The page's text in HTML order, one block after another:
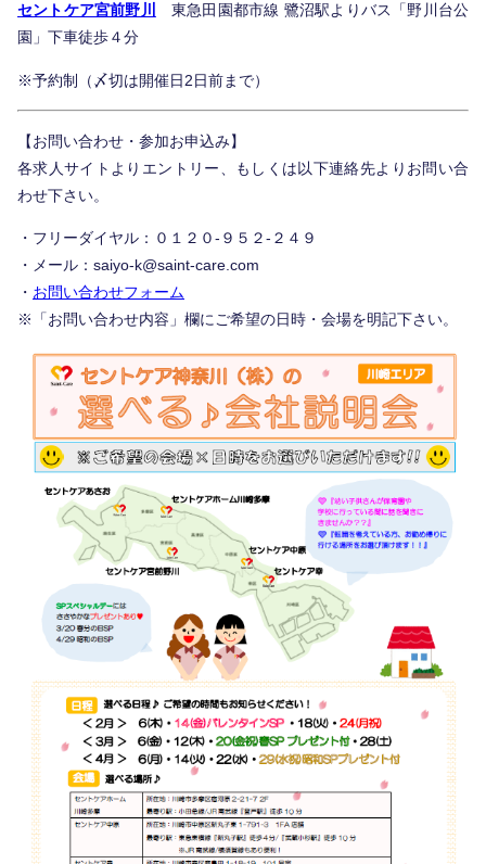
動画で見る
セントケア宮前野川
東急田園都市線 鷺沼駅よりバス「野川台公
園」下車徒歩４分
※予約制（〆切は開催日2日前まで）
【お問い合わせ・参加お申込み】
各求人サイトよりエントリー、もしくは以下連絡先よりお問い合
わせ下さい。
・フリーダイヤル：０１２０-９５２-２４９
・メール：saiyo-k@saint-care.com
・ お問い合わせフォーム
※「お問い合わせ内容」欄にご希望の日時・会場を明記下さい。